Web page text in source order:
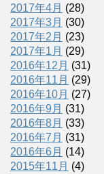
2017年4月 (28)
2017年3月 (30)
2017年2月 (23)
2017年1月 (29)
2016年12月 (31)
2016年11月 (29)
2016年10月 (27)
2016年9月 (31)
2016年8月 (33)
2016年7月 (31)
2016年6月 (14)
2015年11月 (4)